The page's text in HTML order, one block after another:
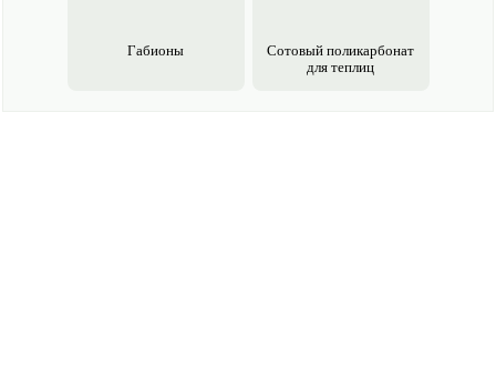
Габионы
Сотовый поликарбонат
для теплиц